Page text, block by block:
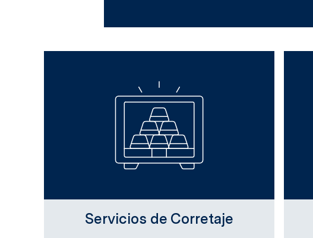
Servicios de Corretaje